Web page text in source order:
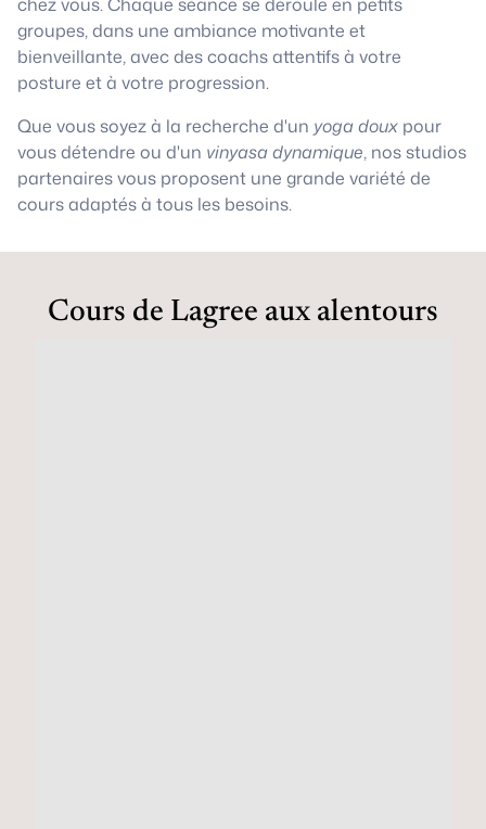
groupes, dans une ambiance motivante et
bienveillante, avec des coachs attentifs à votre
posture et à votre progression.
Que vous soyez à la recherche d'un yoga doux pour
vous détendre ou d'un vinyasa dynamique, nos studios
partenaires vous proposent une grande variété de
cours adaptés à tous les besoins.
Cours de Lagree aux alentours